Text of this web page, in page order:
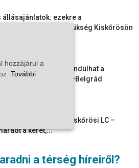
a térség híreiről?
állásajánlatok: ezekre a
van most szükség Kiskőrösön
már ősszel újraindulhat a
a Budapest–Belgrád
a felkészülést a Kiskőrösi LC –
a keret,...
hozzájárul a
További